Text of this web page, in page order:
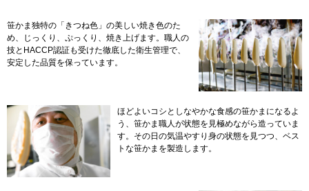
笹かま独特の「きつね色」の美しい焼き色のた
め、じっくり、ぷっくり、焼き上げます。職人の
技とHACCP認証も受けた徹底した衛生管理で、
安定した品質を保っています。
ほどよいコシとしなやかな食感の笹かまになるよ
う、笹かま職人が状態を見極めながら造っていま
す。その日の気温やすり身の状態を見つつ、ベス
トな笹かまを製造します。